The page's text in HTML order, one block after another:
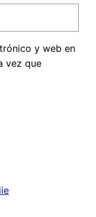
y web en
vez que